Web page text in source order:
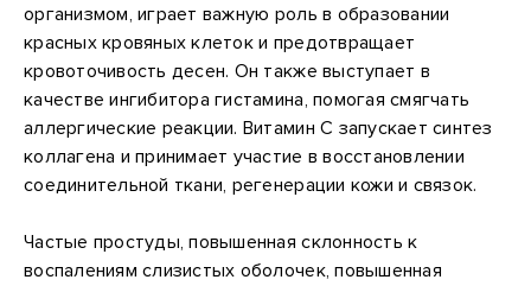
организмом, играет важную роль в образовании
красных кровяных клеток и предотвращает
кровоточивость десен. Он также выступает в
качестве ингибитора гистамина, помогая смягчать
аллергические реакции. Витамин С запускает синтез
коллагена и принимает участие в восстановлении
соединительной ткани, регенерации кожи и связок.
Частые простуды, повышенная склонность к
воспалениям слизистых оболочек, повышенная